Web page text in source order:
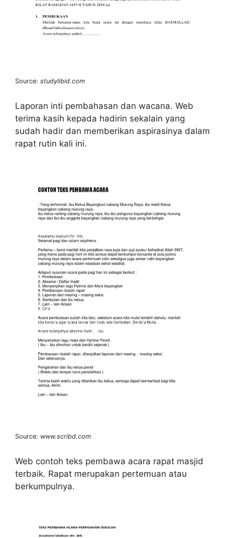
Source: studylibid.com
Laporan inti pembahasan dan wacana. Web
terima kasih kepada hadirin sekalain yang
sudah hadir dan memberikan aspirasinya dalam
rapat rutin kali ini.
Source: www.scribd.com
Web contoh teks pembawa acara rapat masjid
terbaik. Rapat merupakan pertemuan atau
berkumpulnya.